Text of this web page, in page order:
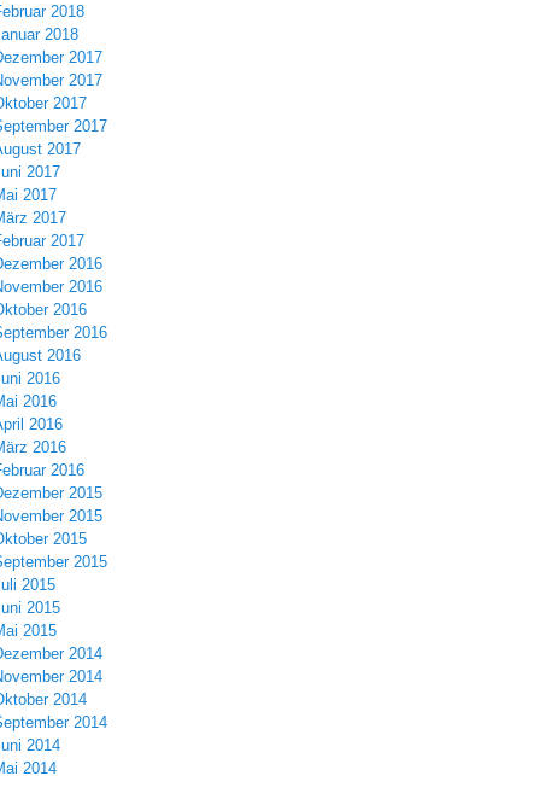
2018
2018
2017
2017
2017
2017
2017
2017
2017
2017
2017
2016
2016
2016
2016
2016
2016
2016
2016
2016
2016
2015
2015
2015
2015
2015
2015
2015
2014
2014
2014
2014
2014
2014